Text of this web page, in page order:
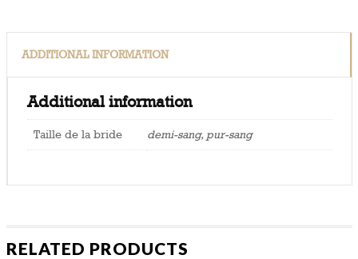
ADDITIONAL INFORMATION
Additional information
Taille de la bride demi-sang, pur-sang
RELATED PRODUCTS